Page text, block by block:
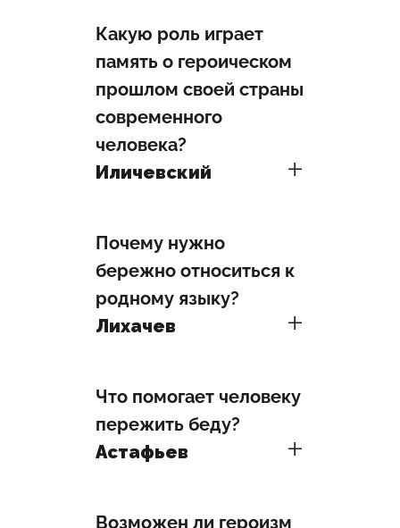
Какую роль играет
память о героическом
прошлом своей страны
современного
человека?
Иличевский
Почему нужно
бережно относиться к
родному языку?
Лихачев
Что помогает человеку
пережить беду?
Астафьев
Возможен ли героизм